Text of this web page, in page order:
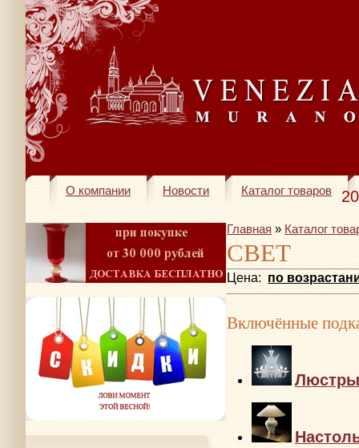
О компании Новости Каталог товаров
Главная » Каталог
СВЕТ
Цена: по
Включённые
Люстры